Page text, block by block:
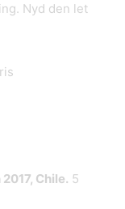
Nyd den let
Chile. 5